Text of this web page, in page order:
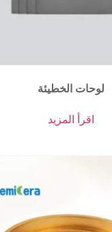
لوحات الخطيئة
اقرأ المزيد